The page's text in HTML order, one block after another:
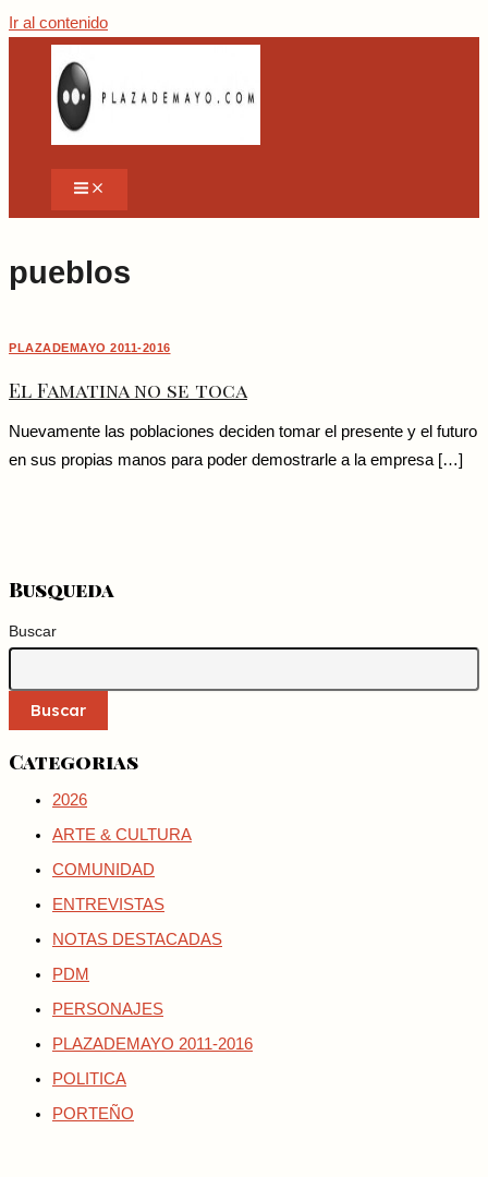
Ir al contenido
pueblos
PLAZADEMAYO 2011-2016
El Famatina no se toca
Nuevamente las poblaciones deciden tomar el presente y el futuro
en sus propias manos para poder demostrarle a la empresa […]
Busqueda
Buscar
Buscar
Categorias
2026
ARTE & CULTURA
COMUNIDAD
ENTREVISTAS
NOTAS DESTACADAS
PDM
PERSONAJES
PLAZADEMAYO 2011-2016
POLITICA
PORTEÑO